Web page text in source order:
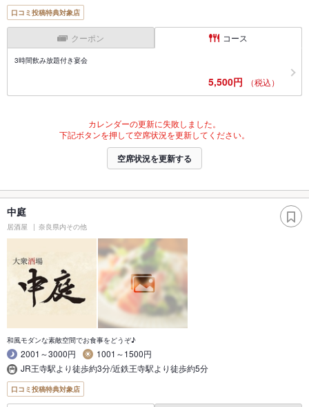
口コミ投稿特典対象店
クーポン コース
3時間飲み放題付き宴会
5,500円 （税込）
カレンダーの更新に失敗しました。
下記ボタンを押して空席状況を更新してください。
空席状況を更新する
中庭
居酒屋 奈良県内その他
和風モダンな素敵空間でお食事をどうぞ♪
2001～3000円
1001～1500円
JR王寺駅より徒歩約3分/近鉄王寺駅より徒歩約5分
口コミ投稿特典対象店